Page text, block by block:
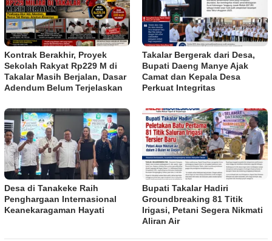
Kontrak Berakhir, Proyek
Sekolah Rakyat Rp229 M di
Takalar Masih Berjalan, Dasar
Adendum Belum Terjelaskan
Takalar Bergerak dari Desa,
Bupati Daeng Manye Ajak
Camat dan Kepala Desa
Perkuat Integritas
Desa di Tanakeke Raih
Penghargaan Internasional
Keanekaragaman Hayati
Bupati Takalar Hadiri
Groundbreaking 81 Titik
Irigasi, Petani Segera Nikmati
Aliran Air